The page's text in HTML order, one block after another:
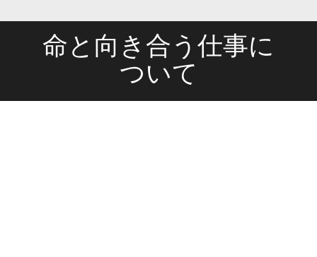
命と向き合う仕事に
ついて